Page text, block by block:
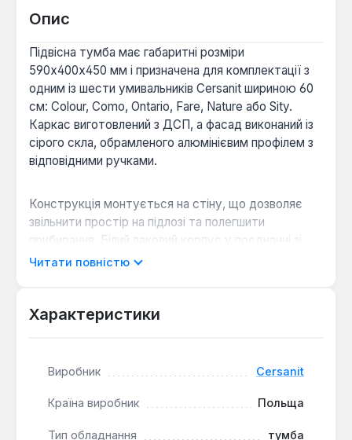
Опис
Підвісна тумба має габаритні розміри
590x400x450 мм і призначена для комплектації з
одним із шести умивальників Cersanit шириною 60
см: Colour, Como, Ontario, Fare, Nature або Sity.
Каркас виготовлений з ДСП, а фасад виконаний із
сірого скла, обрамленого алюмінієвим профілем з
відповідними ручками.
Конструкція монтується на стіну, що дозволяє
звільнити простір на підлозі та полегшити
прибирання. Білий лаковий корпус у поєднанні зі
скляним фасадом створює сучасний вигляд,
Універсальність сумісності:
однакового розміру.
конструкція та гладкі поверхні фасаду зі скла
та алюмінію легко очищуються.
Читати повністю
Характеристики
Виробник Cersanit
Країна виробник Польща
Тип обладнання тумба